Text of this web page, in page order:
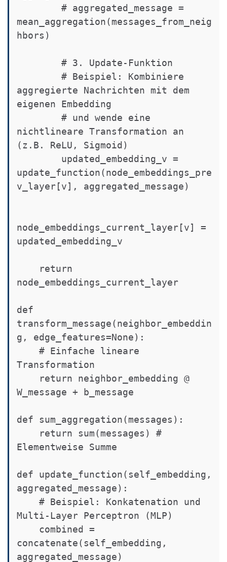
mean_aggregation(messages_from_neig
hbors)
aggregierte Nachrichten mit dem
eigenen Embedding
nichtlineare Transformation an
(z.B. ReLU, Sigmoid)
update_function(node_embeddings_pre
v_layer[v], aggregated_message)
node_embeddings_current_layer[v] =
updated_embedding_v
node_embeddings_current_layer
def
transform_message(neighbor_embeddin
g, edge_features=None):
Transformation
W_message + b_message
def sum_aggregation(messages):
Elementweise Summe
def update_function(self_embedding,
aggregated_message):
Multi-Layer Perceptron (MLP)
concatenate(self_embedding,
aggregated_message)